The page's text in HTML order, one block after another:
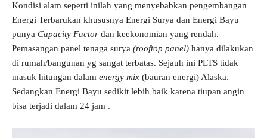
Kondisi alam seperti inilah yang menyebabkan pengembangan
Energi Terbarukan khususnya Energi Surya dan Energi Bayu
punya Capacity Factor dan keekonomian yang rendah.
Pemasangan panel tenaga surya (rooftop panel) hanya dilakukan
di rumah/bangunan yg sangat terbatas. Sejauh ini PLTS tidak
masuk hitungan dalam energy mix (bauran energi) Alaska.
Sedangkan Energi Bayu sedikit lebih baik karena tiupan angin
bisa terjadi dalam 24 jam .